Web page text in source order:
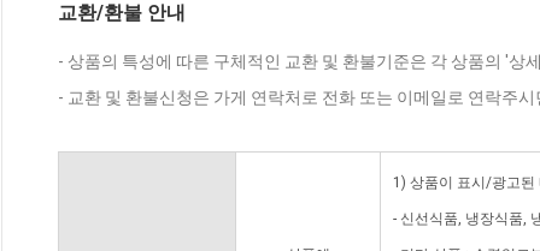
교환/환불 안내
- 상품의 특성에 따른 구체적인 교환 및 환불기준은 각 상품의 '상
- 교환 및 환불신청은 가게 연락처로 전화 또는 이메일로 연락주
1) 상품이 표시/광고된
- 신선식품, 냉장식품,